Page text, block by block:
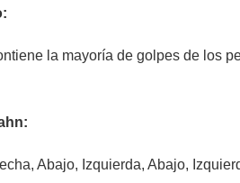
la mayoría de golpes de los
Abajo, Izquierda, Abajo,